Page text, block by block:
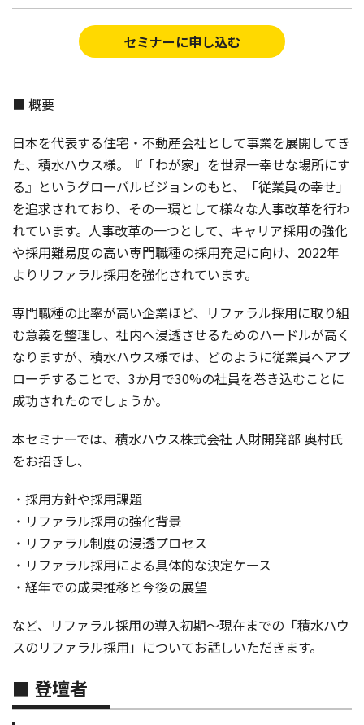
セミナーに申し込む
■ 概要
日本を代表する住宅・不動産会社として事業を展開してき
た、積水ハウス様。『「わが家」を世界一幸せな場所にす
る』というグローバルビジョンのもと、「従業員の幸せ」
を追求されており、その一環として様々な人事改革を行わ
れています。人事改革の一つとして、キャリア採用の強化
や採用難易度の高い専門職種の採用充足に向け、2022年
よりリファラル採用を強化されています。
専門職種の比率が高い企業ほど、リファラル採用に取り組
む意義を整理し、社内へ浸透させるためのハードルが高く
なりますが、積水ハウス様では、どのように従業員へアプ
ローチすることで、3か月で30%の社員を巻き込むことに
成功されたのでしょうか。
本セミナーでは、積水ハウス株式会社 人財開発部 奥村氏
をお招きし、
・採用方針や採用課題
・リファラル採用の強化背景
・リファラル制度の浸透プロセス
・リファラル採用による具体的な決定ケース
・経年での成果推移と今後の展望
など、リファラル採用の導入初期～現在までの「積水ハウ
スのリファラル採用」についてお話しいただきます。
■ 登壇者